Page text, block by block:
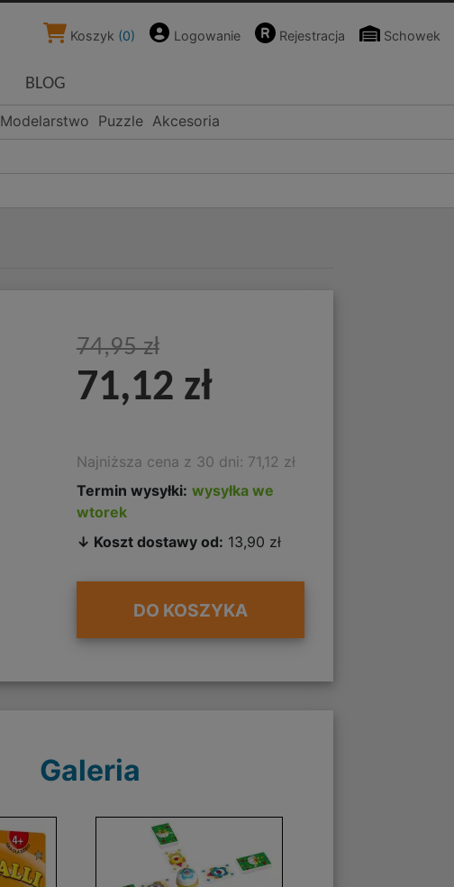
Koszyk (0) Logowanie Rejestracja Schowek
BLOG
Modelarstwo Puzzle Akcesoria
74,95 zł
71,12 zł
Najniższa cena z 30 dni: 71,12 zł
Termin wysyłki: wysyłka we
wtorek
↓ Koszt dostawy od: 13,90 zł
DO KOSZYKA
Galeria